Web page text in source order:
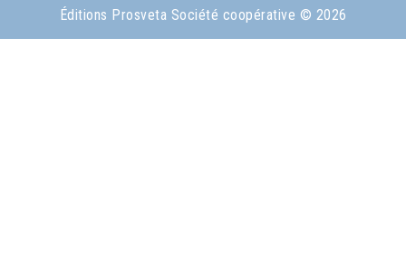
Éditions Prosveta Société coopérative © 2026